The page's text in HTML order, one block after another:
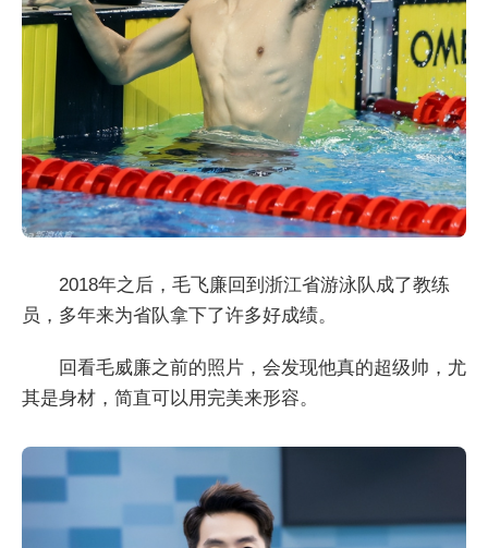
2018年之后，毛飞廉回到浙江省游泳队成了教练
员，多年来为省队拿下了许多好成绩。
回看毛威廉之前的照片，会发现他真的超级帅，尤
其是身材，简直可以用完美来形容。